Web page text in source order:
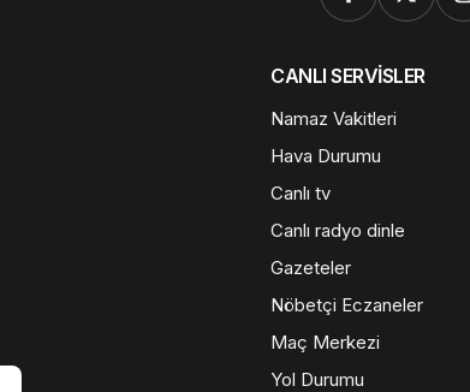
CANLI SERVİSLER
Namaz Vakitleri
Hava Durumu
Canlı tv
Canlı radyo dinle
Gazeteler
Nöbetçi Eczaneler
Maç Merkezi
Yol Durumu